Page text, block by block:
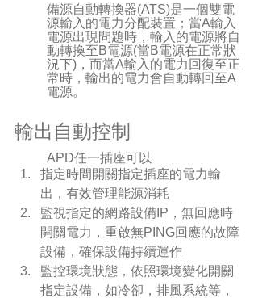
備源自動轉換器(ATS)是一個雙電
源輸入的電力分配裝置；當A輸入
電源出現問題時，輸入的電源將自
動轉換至B電源(當B電源在正常狀
況下)，而當A輸入的電力回復至正
常時，輸出的電力會自動轉回至A
電源。
輸出自動控制
APD任一插座可以
指定時間開關指定插座的電力輸
出，有效管理能源消耗
監視指定的網路設備IP，無回應時
開關電力，重啟無PING回應的故障
設備，確保設備持續運作
監控環境狀態，依照環境變化開關
指定設備，如冷卻，排風系統等，